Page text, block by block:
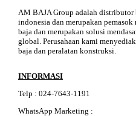
AM BAJA Group adalah distributor
indonesia dan merupakan
baja dan merupakan solusi
global. Perusahaan kami
baja dan peralatan konstruksi.
INFORMASI
Telp : 024-7643-11 91
WhatsApp Marketing :